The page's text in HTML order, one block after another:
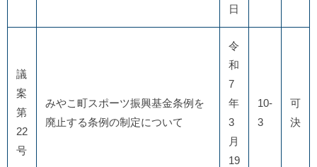
日
議
案
第
22
号
みやこ町スポーツ振興基金条例を
廃止する条例の制定について
令
和
7
年
3
月
19
10-
3
可
決